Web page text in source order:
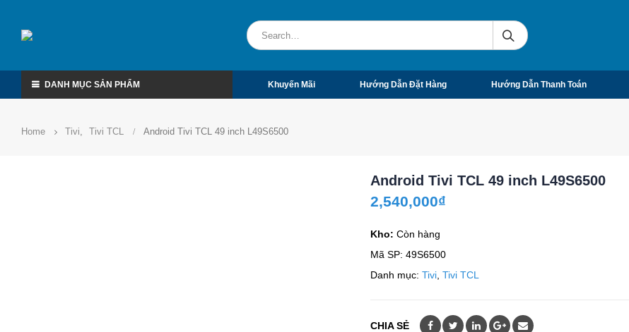
DANH MỤC SẢN PHẨM Khuyến Mãi Hướng Dẫn Đặt Hàng Hướng Dẫn Thanh Toán
Home Tivi, Tivi TCL Android Tivi TCL 49 inch L49S6500
Android Tivi TCL 49 inch L49S6500
2,540,000₫
Kho: Còn hàng
Mã SP: 49S6500
Danh mục: Tivi, Tivi TCL
CHIA SẺ